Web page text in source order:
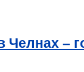
Челнах –